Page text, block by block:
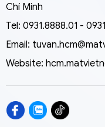
Chí Minh
Tel: 0931.8888.01 -
Email:
Website: